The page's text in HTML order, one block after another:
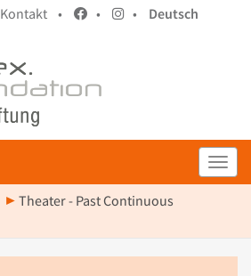
Kontakt • • •
Deutsch
Theater - Past Continuous